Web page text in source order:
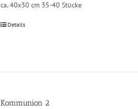
ca. 40x30 cm 35-40 Stücke
Details
Kommunion 2